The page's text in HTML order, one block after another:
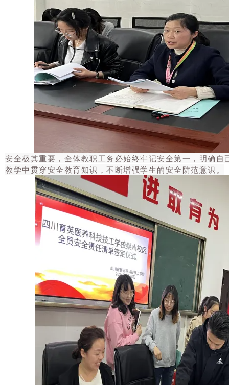
安全极其重要，全体教职工务必始终牢记安全第一，明确自
教学中贯穿安全教育知识，不断增强学生的安全防范意识。